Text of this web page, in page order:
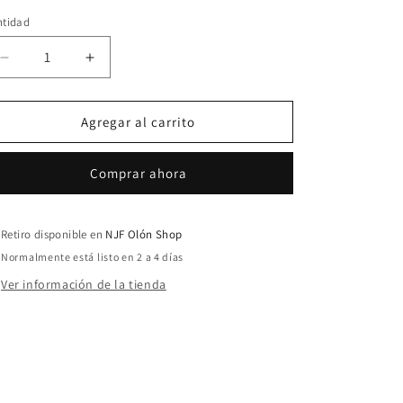
Reducir
cantidad
para
Bikini
Aumentar
cantidad
para
Bardot
Bikini
Agregar al carrito
Comprar ahora
Retiro disponible en NJF Olón Shop
Normalmente está listo en 2 a 4 días
Ver información de la tienda